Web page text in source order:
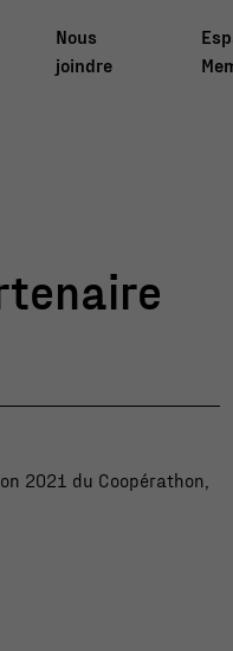
Nous
joindre
2021 du Coopérathon,